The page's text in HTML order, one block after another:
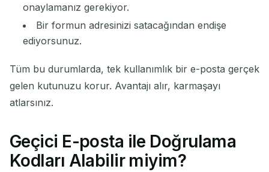
onaylamanız gerekiyor.
Bir formun adresinizi satacağından endişe
ediyorsunuz.
Tüm bu durumlarda, tek kullanımlık bir e-posta gerçek
gelen kutunuzu korur. Avantajı alır, karmaşayı
atlarsınız.
Geçici E-posta ile Doğrulama
Kodları Alabilir miyim?